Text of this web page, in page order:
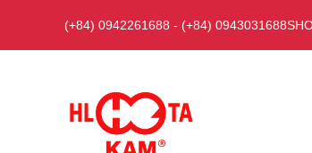
nội
(+84) 0942261688 - (+84) 0943031688